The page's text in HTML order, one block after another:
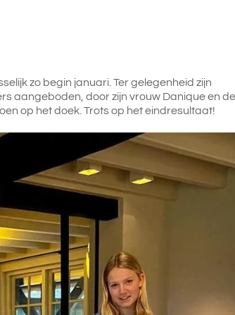
zo begin januari. Ter gelegenheid zijn
aangeboden, door zijn vrouw Danique en de
op het doek. Trots op het eindresultaat!